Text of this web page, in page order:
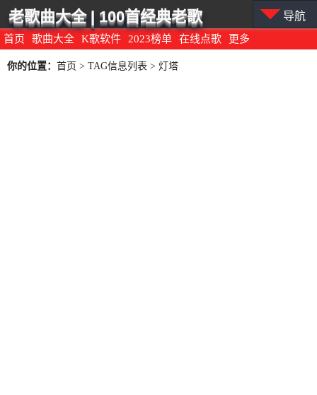
首页 歌曲大全 K歌软件 2023榜单 在线点歌 更多
老歌曲大全 | 100首经典老歌 导航
你的位置： 首页 > TAG信息列表 > 灯塔